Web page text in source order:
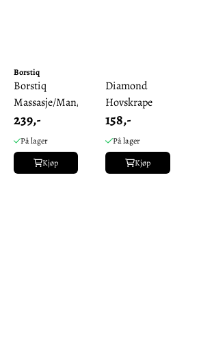
Borstiq
Borstiq
Massasje/Man/Halebørste
239,-
På lager
Kjøp
Diamond
Hovskrape
158,-
På lager
Kjøp